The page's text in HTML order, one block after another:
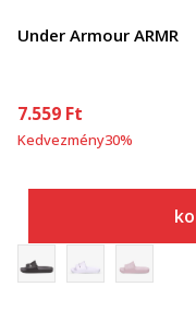
Under Armour ARMR
7.559 Ft
Kedvezmény30%